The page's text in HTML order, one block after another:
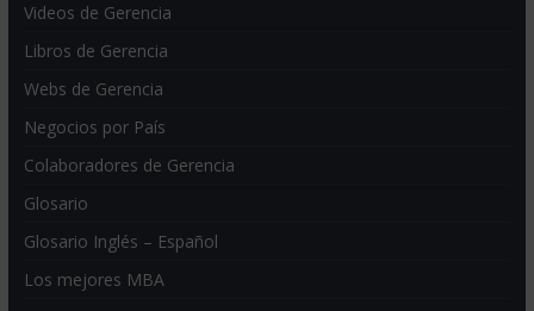
Videos de Gerencia
Libros de Gerencia
Webs de Gerencia
Negocios por País
Colaboradores de Gerencia
Glosario
Glosario Inglés – Español
Los mejores MBA